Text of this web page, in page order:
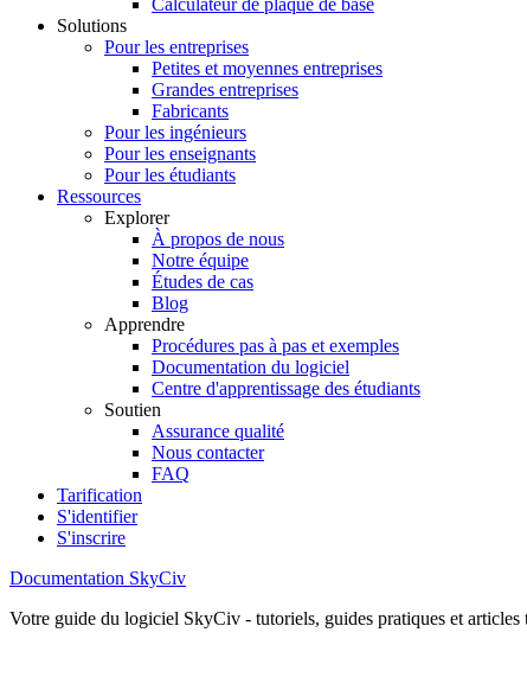
Calculateur de plaque de base
Solutions
Pour les entreprises
Petites et moyennes entreprises
Grandes entreprises
Fabricants
Pour les ingénieurs
Pour les enseignants
Pour les étudiants
Ressources
Explorer
À propos de nous
Notre équipe
Études de cas
Blog
Apprendre
Procédures pas à pas et exemples
Documentation du logiciel
Centre d'apprentissage des étudiants
Soutien
Assurance qualité
Nous contacter
FAQ
Tarification
S'identifier
S'inscrire
Documentation SkyCiv
Votre guide du logiciel SkyCiv - tutoriels, guides pratiques et articles